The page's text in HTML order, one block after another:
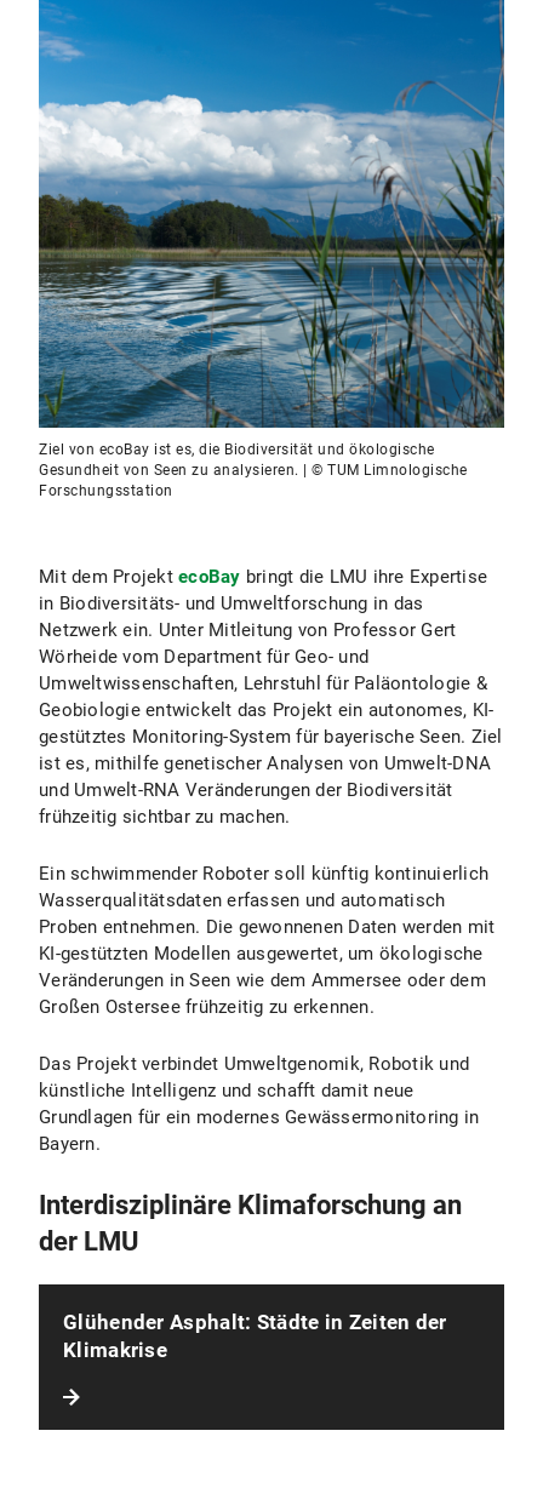
Ziel von ecoBay ist es, die Biodiversität und ökologische
Gesundheit von Seen zu analysieren. | © TUM Limnologische
Forschungsstation
Mit dem Projekt ecoBay bringt die LMU ihre Expertise
in Biodiversitäts- und Umweltforschung in das
Netzwerk ein. Unter Mitleitung von Professor Gert
Wörheide vom Department für Geo- und
Umweltwissenschaften, Lehrstuhl für Paläontologie &
Geobiologie entwickelt das Projekt ein autonomes, KI-
gestütztes Monitoring-System für bayerische Seen. Ziel
ist es, mithilfe genetischer Analysen von Umwelt-DNA
und Umwelt-RNA Veränderungen der Biodiversität
frühzeitig sichtbar zu machen.
Ein schwimmender Roboter soll künftig kontinuierlich
Wasserqualitätsdaten erfassen und automatisch
Proben entnehmen. Die gewonnenen Daten werden mit
KI-gestützten Modellen ausgewertet, um ökologische
Veränderungen in Seen wie dem Ammersee oder dem
Großen Ostersee frühzeitig zu erkennen.
Das Projekt verbindet Umweltgenomik, Robotik und
künstliche Intelligenz und schafft damit neue
Grundlagen für ein modernes Gewässermonitoring in
Bayern.
Interdisziplinäre Klimaforschung an
der LMU
Glühender Asphalt: Städte in Zeiten der
Klimakrise